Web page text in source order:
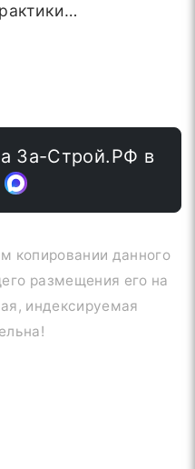
За-Строй.РФ в
копировании данного
размещения его на
индексируемая